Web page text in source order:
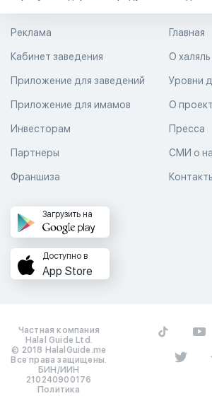
Главная
О халяль
Уровни
Реклама
Кабинет заведения
Приложение для заведений
Приложение для имамов О
Пресса
СМИ о
Инвесторам
Партнеры
Франшиза
Загрузить на
Доступно в
App Store
Частная компания
Halal Guide Ltd.
© 2018 HalalGuide.me
Все права защищены.
БИН/ИИН
210240900176
Политика